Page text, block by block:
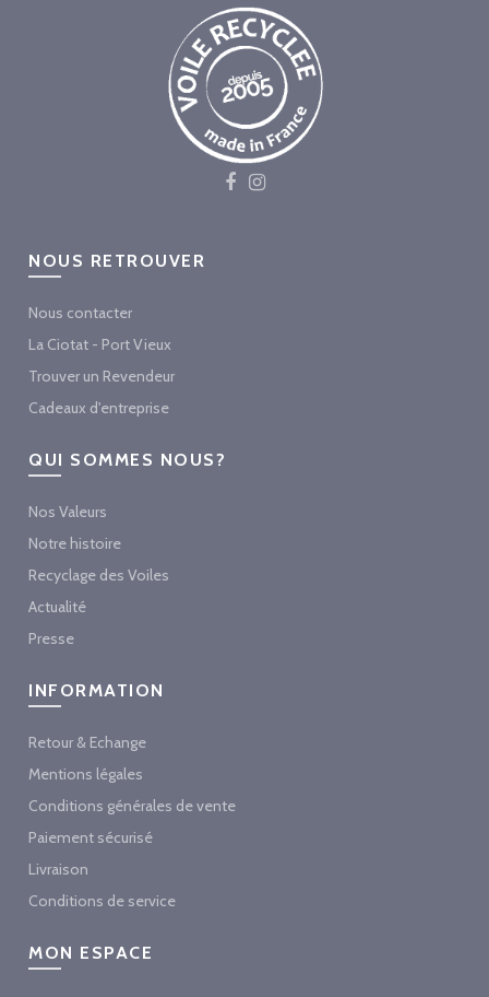
NOUS RETROUVER
Nous contacter
La Ciotat - Port Vieux
Trouver un Revendeur
Cadeaux d'entreprise
QUI SOMMES NOUS?
Nos Valeurs
Notre histoire
Recyclage des Voiles
Actualité
Presse
INFORMATION
Retour & Echange
Mentions légales
Conditions générales de vente
Paiement sécurisé
Livraison
Conditions de service
MON ESPACE